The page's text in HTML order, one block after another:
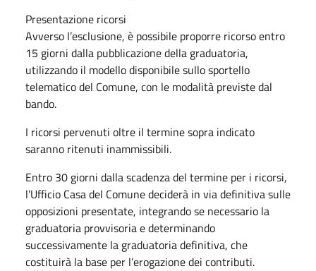
Presentazione ricorsi
Avverso l’esclusione, è possibile proporre ricorso entro
15 giorni dalla pubblicazione della graduatoria,
utilizzando il modello disponibile sullo sportello
telematico del Comune, con le modalità previste dal
bando.
I ricorsi pervenuti oltre il termine sopra indicato
saranno ritenuti inammissibili.
Entro 30 giorni dalla scadenza del termine per i ricorsi,
l’Ufficio Casa del Comune deciderà in via definitiva sulle
opposizioni presentate, integrando se necessario la
graduatoria provvisoria e determinando
successivamente la graduatoria definitiva, che
costituirà la base per l’erogazione dei contributi.